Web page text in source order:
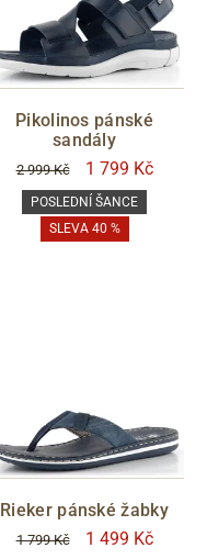
Pikolinos pánské
sandály
2 999 Kč 1 799 Kč
POSLEDNÍ ŠANCE
SLEVA 40 %
Rieker pánské žabky
1 799 Kč 1 499 Kč